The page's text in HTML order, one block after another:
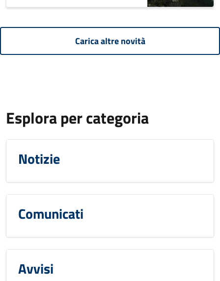
Carica altre novità
Esplora per categoria
Notizie
Comunicati
Avvisi